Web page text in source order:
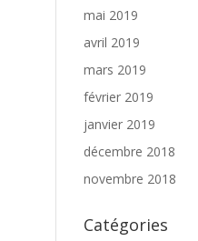
mai 2019
avril 2019
mars 2019
février 2019
janvier 2019
décembre 2018
novembre 2018
Catégories